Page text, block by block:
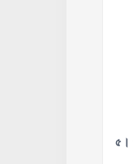
৫।